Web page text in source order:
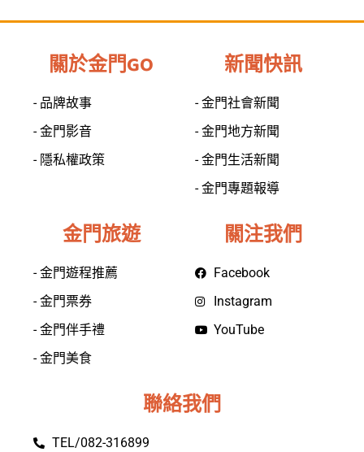
關於金門GO
- 品牌故事
- 金門影音
- 隱私權政策
新聞快訊
- 金門社會新聞
- 金門地方新聞
- 金門生活新聞
- 金門專題報導
金門旅遊
- 金門遊程推薦
- 金門票券
- 金門伴手禮
- 金門美食
關注我們
Facebook
Instagram
YouTube
聯絡我們
TEL/082-316899